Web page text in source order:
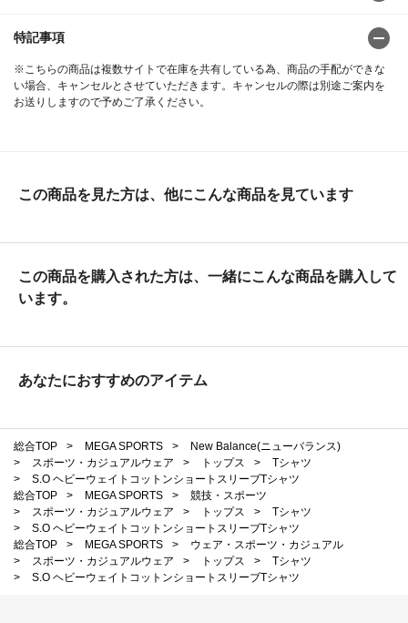
特記事項
※こちらの商品は複数サイトで在庫を共有している為、商品の手配ができな
い場合、キャンセルとさせていただきます。キャンセルの際は別途ご案内を
お送りしますので予めご了承ください。
この商品を見た方は、他にこんな商品を見ています
この商品を購入された方は、一緒にこんな商品を購入して
います。
あなたにおすすめのアイテム
総合TOP > MEGA SPORTS >
New Balance(ニューバランス)
>
スポーツ・カジュアルウェア > トップス >
Tシャツ
>
S.O ヘビーウェイトコットンショートスリーブTシャツ
総合TOP
> MEGA SPORTS >
競技・スポーツ
>
スポーツ・カジュアルウェア > トップス >
Tシャツ
>
S.O ヘビーウェイトコットンショートスリーブTシャツ
総合TOP
> MEGA SPORTS >
ウェア・スポーツ・カジュアル
>
スポーツ・カジュアルウェア > トップス >
Tシャツ
>
S.O ヘビーウェイトコットンショートスリーブTシャツ